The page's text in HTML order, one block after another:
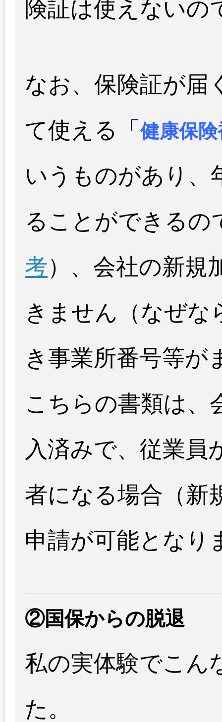
険証は使えないの
なお、保険証が届
て使える「健康保
いうものがあり、
ることができるの
考）、会社の新規
きません（なぜな
き事業所番号等が
こちらの書類は、
入済みで、従業員
者になる場合（新
申請が可能となり
②国保からの脱退
私の実体験でこん
た。